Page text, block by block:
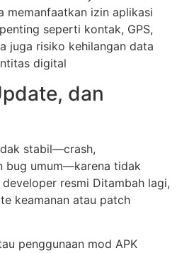
memanfaatkan izin aplikasi
seperti kontak, GPS,
juga risiko kehilangan data
digital
dan
stabil—crash,
bug umum—karena tidak
resmi Ditambah lagi,
keamanan atau patch
penggunaan mod APK